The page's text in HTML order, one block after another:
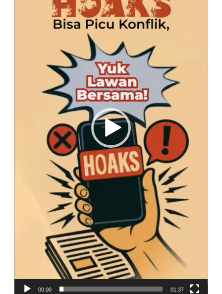
00:00 01:37